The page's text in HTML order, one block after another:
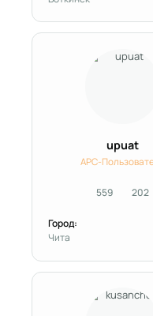
upuat
APC-
559сообщения
202
Город:
Чита